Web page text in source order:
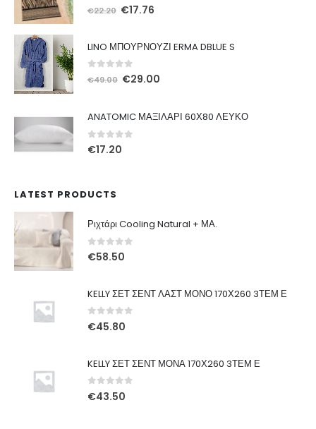
out of 5
€22.20 Original
€17.76
LINO ΜΠΟΥΡΝΟΥΖΙ ERMA DBLUE S
out of 5
€49.00 Original
€29.00
ANATOMIC ΜΑΞΙΛΑΡΙ 60Χ80 ΛΕΥΚΟ
0out of 5
€17.20
LATEST PRODUCTS
Ριχτάρι Cooling Natural + ΜΑ.
0out of 5
€58.50
KELLY ΣΕΤ ΣΕΝΤ ΛΑΣΤ ΜΟΝΟ 170Χ260 3ΤΕΜ Ε
0out of 5
€45.80
KELLY ΣΕΤ ΣΕΝΤ ΜΟΝΑ 170Χ260 3ΤΕΜ Ε
0out of 5
€43.50